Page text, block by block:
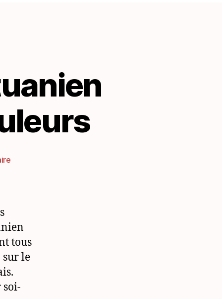
sur
débutant:
les
couleurs
tous
sur le